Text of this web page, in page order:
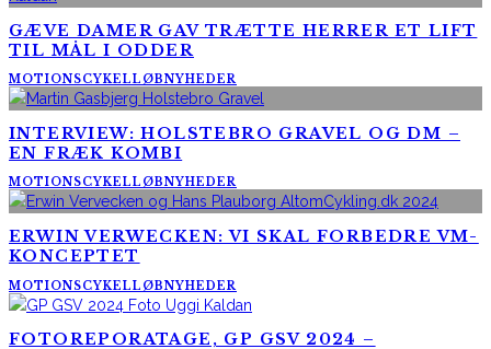
GÆVE DAMER GAV TRÆTTE HERRER ET LIFT
TIL MÅL I ODDER
MOTIONSCYKELLØBNYHEDER
INTERVIEW: HOLSTEBRO GRAVEL OG DM –
EN FRÆK KOMBI
MOTIONSCYKELLØBNYHEDER
ERWIN VERWECKEN: VI SKAL FORBEDRE VM-
KONCEPTET
MOTIONSCYKELLØBNYHEDER
FOTOREPORATAGE, GP GSV 2024 –